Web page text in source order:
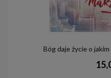
Bóg daje życie o